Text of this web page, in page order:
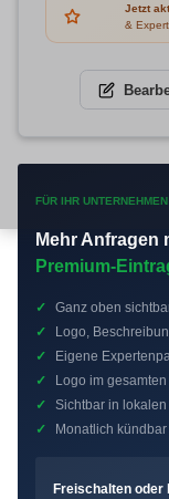
Jetzt
&
FÜR IHR UNTERNEHMEN
Mehr Anfragen
Premium-
✓
Ganz oben
✓
Logo,
✓
Eigene
✓
Logo im gesamten
✓
Sichtbar in
✓
Monatlich kündbar
Freischalten oder